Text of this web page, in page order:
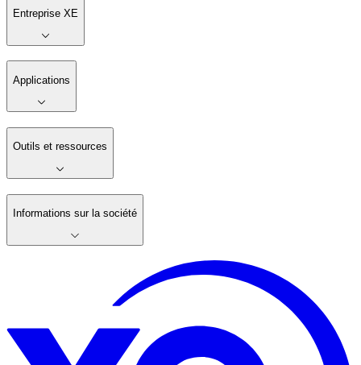
Entreprise XE
Applications
Outils et ressources
Informations sur la société